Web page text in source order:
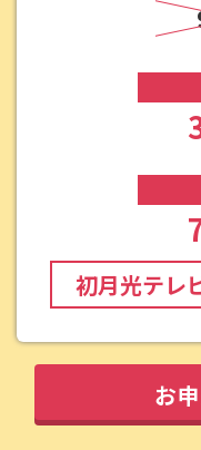
初月光テレ
お